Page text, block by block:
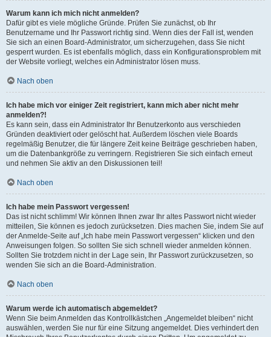
Warum kann ich mich nicht anmelden?
Dafür gibt es viele mögliche Gründe. Prüfen Sie zunächst, ob Ihr
Benutzername und Ihr Passwort richtig sind. Wenn dies der Fall ist, wenden
Sie sich an einen Board-Administrator, um sicherzugehen, dass Sie nicht
gesperrt wurden. Es ist ebenfalls möglich, dass ein Konfigurationsproblem mit
der Website vorliegt, welches ein Administrator lösen muss.
Nach oben
Ich habe mich vor einiger Zeit registriert, kann mich aber nicht mehr
anmelden?!
Es kann sein, dass ein Administrator Ihr Benutzerkonto aus verschieden
Gründen deaktiviert oder gelöscht hat. Außerdem löschen viele Boards
regelmäßig Benutzer, die für längere Zeit keine Beiträge geschrieben haben,
um die Datenbankgröße zu verringern. Registrieren Sie sich einfach erneut
und nehmen Sie aktiv an den Diskussionen teil!
Nach oben
Ich habe mein Passwort vergessen!
Das ist nicht schlimm! Wir können Ihnen zwar Ihr altes Passwort nicht wieder
mitteilen, Sie können es jedoch zurücksetzen. Dies machen Sie, indem Sie auf
der Anmelde-Seite auf „Ich habe mein Passwort vergessen“ klicken und den
Anweisungen folgen. So sollten Sie sich schnell wieder anmelden können.
Sollten Sie trotzdem nicht in der Lage sein, Ihr Passwort zurückzusetzen, so
wenden Sie sich an die Board-Administration.
Nach oben
Warum werde ich automatisch abgemeldet?
Wenn Sie beim Anmelden das Kontrollkästchen „Angemeldet bleiben“ nicht
auswählen, werden Sie nur für eine Sitzung angemeldet. Dies verhindert den